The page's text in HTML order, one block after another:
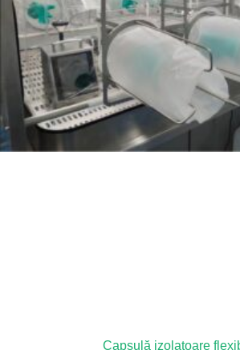
Capsulă izolatoare